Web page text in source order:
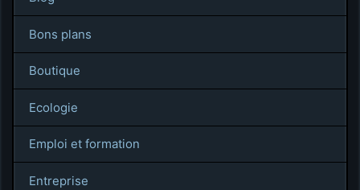
Bons plans
Boutique
Ecologie
Emploi et formation
Entreprise